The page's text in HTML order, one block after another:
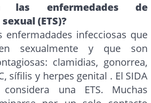
las enfermedades de
(ETS)?
enfermadades infecciosas que
sexualmente y que son
clamidias, gonorrea,
sífilis y herpes genital . El SIDA
una ETS. Muchas